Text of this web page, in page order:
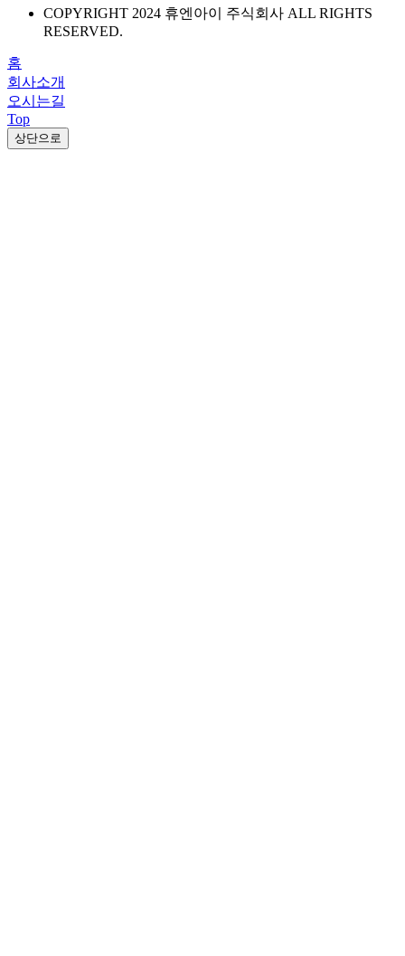
COPYRIGHT 2024 휴엔아이 주식회사 ALL RIGHTS
RESERVED.
홈
회사소개
오시는길
Top
상단으로